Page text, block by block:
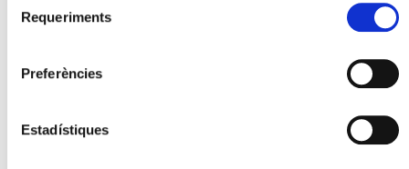
Requeriments
Preferències
Estadístiques